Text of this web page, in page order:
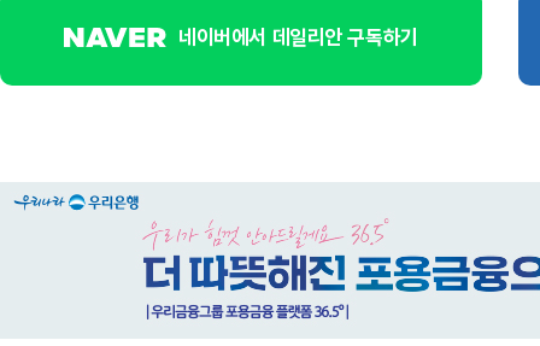
네이버에서 데일리안 구독하기